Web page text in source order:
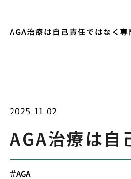
AGA治療は自己責任ではなく
2025.11.02
AGA治療は自
AGA